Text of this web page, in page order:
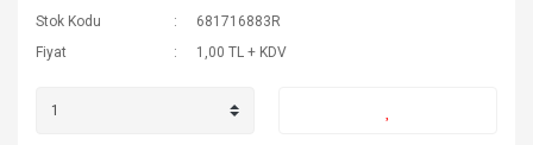
Stok Kodu
681716883R
Fiyat
1,00 TL + KDV